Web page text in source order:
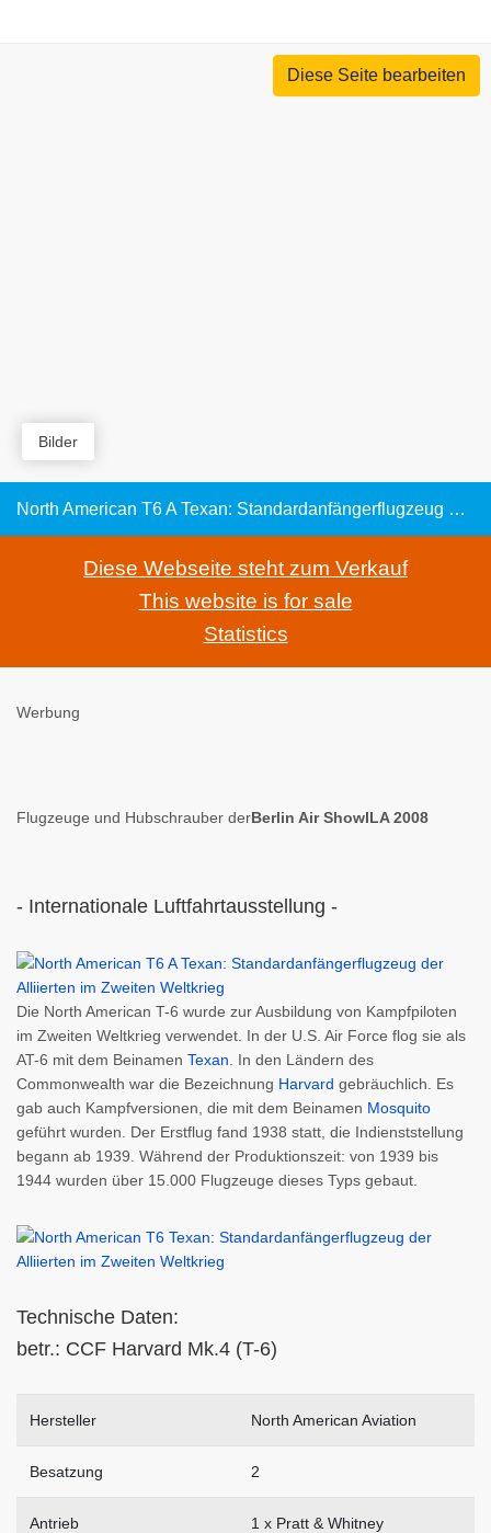
Diese Seite bearbeiten
Bilder
North American T6 A Texan: Standardanfängerflugzeug der Alliierten im Zweiten Weltkrieg
Diese Webseite steht zum Verkauf
This website is for sale
Statistics
Werbung
Flugzeuge und Hubschrauber derBerlin Air ShowILA 2008
- Internationale Luftfahrtausstellung -
Die North American T-6 wurde zur Ausbildung von Kampfpiloten
im Zweiten Weltkrieg verwendet. In der U.S. Air Force flog sie als
AT-6 mit dem Beinamen Texan . In den Ländern des
Commonwealth war die Bezeichnung Harvard gebräuchlich. Es
gab auch Kampfversionen, die mit dem Beinamen Mosquito
geführt wurden. Der Erstflug fand 1938 statt, die Indienststellung
begann ab 1939. Während der Produktionszeit: von 1939 bis
1944 wurden über 15.000 Flugzeuge dieses Typs gebaut.
Technische Daten:
betr.: CCF Harvard Mk.4 (T-6)
Hersteller North American Aviation
Besatzung 2
Antrieb 1 x Pratt & Whitney